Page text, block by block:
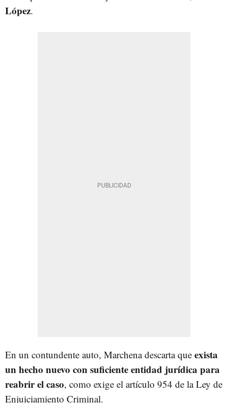
López.
En un contundente auto, Marchena descarta que exista
un hecho nuevo con suficiente entidad jurídica para
reabrir el caso, como exige el artículo 954 de la Ley de
Enjuiciamiento Criminal.